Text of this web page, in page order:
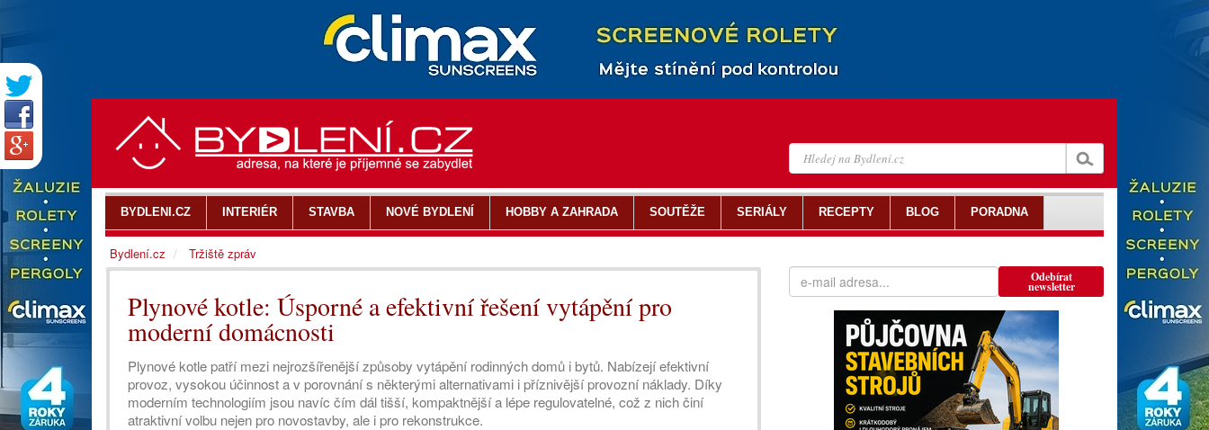
Plynové kotle: Úsporné a efektivní řešení vytápění pro
moderní domácnosti
Plynové kotle patří mezi nejrozšířenější způsoby vytápění rodinných domů i bytů. Nabízejí efektivní
provoz, vysokou účinnost a v porovnání s některými alternativami i příznivější provozní náklady. Díky
moderním technologiím jsou navíc čím dál tišší, kompaktnější a lépe regulovatelné, což z nich činí
atraktivní volbu nejen pro novostavby, ale i pro rekonstrukce.
Odebírat
newsletter
BYDLENI.CZ INTERIÉR STAVBA NOVÉ BYDLENÍ HOBBY A ZAHRADA SOUTĚŽE SERIÁLY RECEPTY BLOG PORADNA
Bydlení.cz Tržiště zpráv